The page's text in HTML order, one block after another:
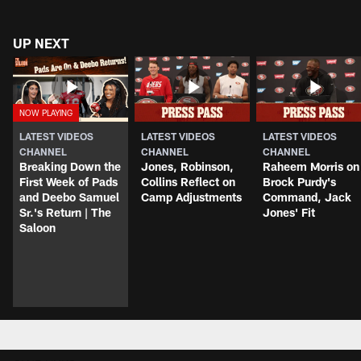
UP NEXT
LATEST VIDEOS
CHANNEL
Breaking Down the
First Week of Pads
and Deebo Samuel
Sr.'s Return | The
Saloon
LATEST VIDEOS
CHANNEL
Jones, Robinson,
Collins Reflect on
Camp Adjustments
LATEST VIDEOS
CHANNEL
Raheem Morris on
Brock Purdy's
Command, Jack
Jones' Fit